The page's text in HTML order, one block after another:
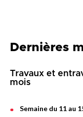
Dernières
Travaux et
mois
Semaine du 11 au